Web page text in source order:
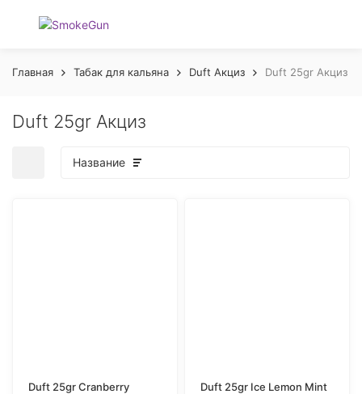
Главная Табак для кальяна Duft Акциз Duft 25gr Акциз
Duft 25gr Акциз
Название
Duft 25gr Cranberry
Duft 25gr Ice Lemon Mint